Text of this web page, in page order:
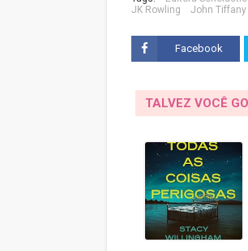
JK Rowling
John Tiffany
Facebook
TALVEZ VOCÊ